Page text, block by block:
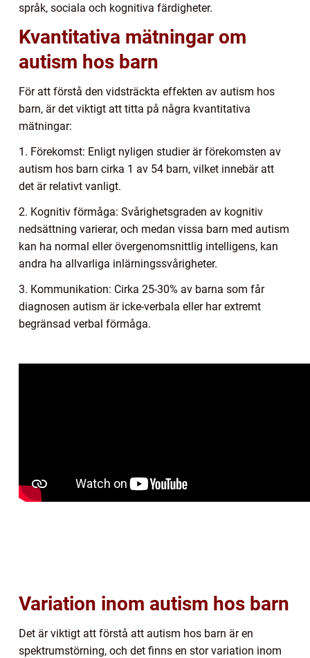
språk, sociala och kognitiva färdigheter.
Kvantitativa mätningar om
autism hos barn
För att förstå den vidsträckta effekten av autism hos
barn, är det viktigt att titta på några kvantitativa
mätningar:
1. Förekomst: Enligt nyligen studier är förekomsten av
autism hos barn cirka 1 av 54 barn, vilket innebär att
det är relativt vanligt.
2. Kognitiv förmåga: Svårighetsgraden av kognitiv
nedsättning varierar, och medan vissa barn med autism
kan ha normal eller övergenomsnittlig intelligens, kan
andra ha allvarliga inlärningssvårigheter.
3. Kommunikation: Cirka 25-30% av barna som får
diagnosen autism är icke-verbala eller har extremt
begränsad verbal förmåga.
Variation inom autism hos barn
Det är viktigt att förstå att autism hos barn är en
spektrumstörning, och det finns en stor variation inom